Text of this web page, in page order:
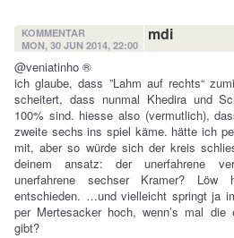
KOMMENTAR
MON, 30 JUN 2014, 22:00
mdi
@veniatinho ®
ich glaube, dass ”Lahm auf rechts“
scheitert, dass nunmal Khedira und
100% sind. hiesse also (vermutlich),
zweite sechs ins spiel käme. hätte ich
mit, aber so würde sich der kreis
deinem ansatz: der unerfahrene
unerfahrene sechser Kramer?
entschieden. …und vielleicht springt ja
per Mertesacker hoch, wenn’s mal
gibt?